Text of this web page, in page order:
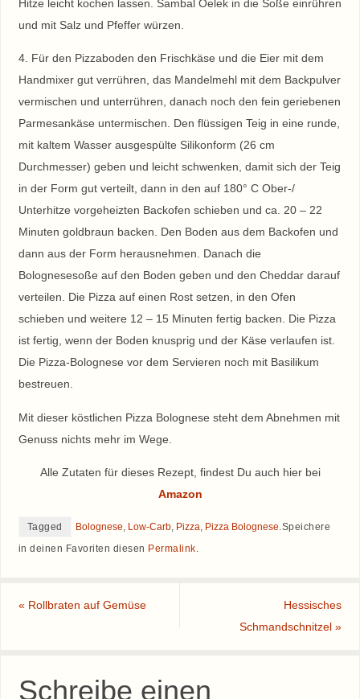
Hitze leicht kochen lassen. Sambal Oelek in die Soße einrühren
und mit Salz und Pfeffer würzen.
4. Für den Pizzaboden den Frischkäse und die Eier mit dem
Handmixer gut verrühren, das Mandelmehl mit dem Backpulver
vermischen und unterrühren, danach noch den fein geriebenen
Parmesankäse untermischen. Den flüssigen Teig in eine runde,
mit kaltem Wasser ausgespülte Silikonform (26 cm
Durchmesser) geben und leicht schwenken, damit sich der Teig
in der Form gut verteilt, dann in den auf 180° C Ober-/
Unterhitze vorgeheizten Backofen schieben und ca. 20 – 22
Minuten goldbraun backen. Den Boden aus dem Backofen und
dann aus der Form herausnehmen. Danach die
Bolognesesoße auf den Boden geben und den Cheddar darauf
verteilen. Die Pizza auf einen Rost setzen, in den Ofen
schieben und weitere 12 – 15 Minuten fertig backen. Die Pizza
ist fertig, wenn der Boden knusprig und der Käse verlaufen ist.
Die Pizza-Bolognese vor dem Servieren noch mit Basilikum
bestreuen.
Mit dieser köstlichen Pizza Bolognese steht dem Abnehmen mit
Genuss nichts mehr im Wege.
Alle Zutaten für dieses Rezept, findest Du auch hier bei
Amazon
Tagged Bolognese, Low-Carb, Pizza, Pizza Bolognese.Speichere
in deinen Favoriten diesen Permalink.
« Rollbraten auf Gemüse
Hessisches
Schmandschnitzel»
Schreibe einen